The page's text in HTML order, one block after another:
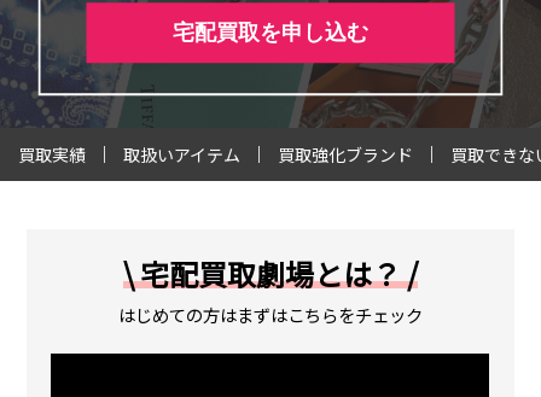
宅配買取を申し込む
買取実績 取扱いアイテム 買取強化ブランド 買取できな
\ 宅配買取劇場とは？ /
はじめての方はまずはこちらをチェック